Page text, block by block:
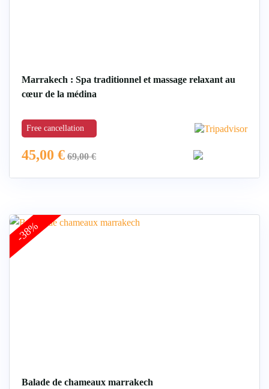
Marrakech : Spa traditionnel et massage relaxant au
cœur de la médina
Free cancellation
45,00 € 69,00€
-38%
Balade de chameaux marrakech